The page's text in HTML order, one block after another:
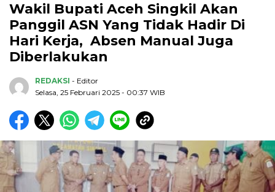
Wakil Bupati Aceh Singkil Akan
Panggil ASN Yang Tidak Hadir Di
Hari Kerja, Absen Manual Juga
Diberlakukan
REDAKSI - Editor
Selasa, 25 Februari 2025 - 00:37 WIB